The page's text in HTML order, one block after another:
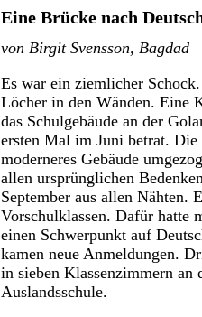
Eine Brücke nach
von Birgit Svensson, Bagdad
Es war ein ziemlicher
Löcher in den Wänden. Eine
das Schulgebäude an der
ersten Mal im Juni betrat.
moderneres Gebäude
allen ursprünglichen
September aus allen
Vorschulklassen. Dafür hatte
einen Schwerpunkt auf
kamen neue Anmeldungen.
in sieben Klassenzimmern an
Auslandsschule.